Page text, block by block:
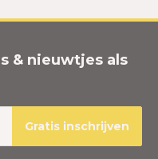
& nieuwtjes als
Gratis inschrijven